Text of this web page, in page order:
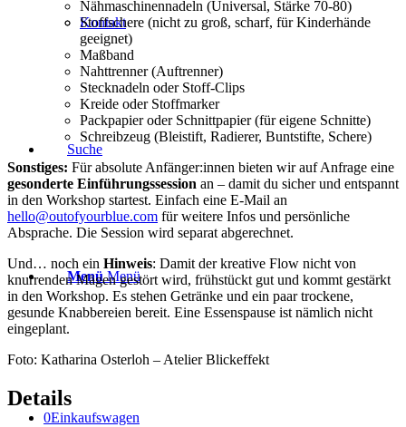
Kontakt
Suche
Menü Menü
0Einkaufswagen
Nähmaschinennadeln (Universal, Stärke 70-80)
Stoffschere (nicht zu groß, scharf, für Kinderhände
geeignet)
Maßband
Nahttrenner (Auftrenner)
Stecknadeln oder Stoff-Clips
Kreide oder Stoffmarker
Packpapier oder Schnittpapier (für eigene Schnitte)
Schreibzeug (Bleistift, Radierer, Buntstifte, Schere)
Sonstiges: Für absolute Anfänger:innen bieten wir auf Anfrage eine
gesonderte Einführungssession an – damit du sicher und entspannt
in den Workshop startest. Einfach eine E-Mail an
hello@outofyourblue.com für weitere Infos und persönliche
Absprache. Die Session wird separat abgerechnet.
Und… noch ein Hinweis: Damit der kreative Flow nicht von
knurrenden Mägen gestört wird, frühstückt gut und kommt gestärkt
in den Workshop. Es stehen Getränke und ein paar trockene,
gesunde Knabbereien bereit. Eine Essenspause ist nämlich nicht
eingeplant.
Foto: Katharina Osterloh – Atelier Blickeffekt
Details